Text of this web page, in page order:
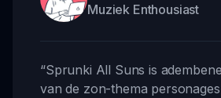
Muziek Enthousiast
“Sprunki All Suns is
van de zon-thema